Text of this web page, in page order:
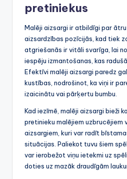
pretiniekus
Malēji aizsargi ir atbildīgi par
aizsardzības pozīcijās, kad tiek
atgriešanās ir vitāli svarīga, lai
iespēju izmantošanas, kas
Efektīvi malēji aizsargi paredz
kustības, nodrošinot, ka viņi ir
izaicinātu vai pārķertu bumbu.
Kad iezīmē, malēji aizsargi bieži
pretinieku malējiem uzbrucējiem
aizsargiem, kuri var radīt
situācijas. Paliekot tuvu šiem
var ierobežot viņu ietekmi uz
doties uz mazāk draudīgām